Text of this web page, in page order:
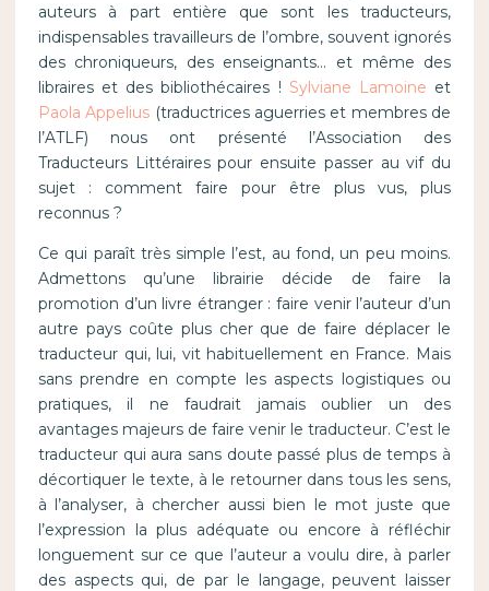
auteurs à part entière que sont les traducteurs,
indispensables travailleurs de l’ombre, souvent ignorés
des chroniqueurs, des enseignants… et même des
libraires et des bibliothécaires ! Sylviane Lamoine et
Paola Appelius (traductrices aguerries et membres de
l’ATLF) nous ont présenté l’Association des
Traducteurs Littéraires pour ensuite passer au vif du
sujet : comment faire pour être plus vus, plus
reconnus ?
Ce qui paraît très simple l’est, au fond, un peu moins.
Admettons qu’une librairie décide de faire la
promotion d’un livre étranger : faire venir l’auteur d’un
autre pays coûte plus cher que de faire déplacer le
traducteur qui, lui, vit habituellement en France. Mais
sans prendre en compte les aspects logistiques ou
pratiques, il ne faudrait jamais oublier un des
avantages majeurs de faire venir le traducteur. C’est le
traducteur qui aura sans doute passé plus de temps à
décortiquer le texte, à le retourner dans tous les sens,
à l’analyser, à chercher aussi bien le mot juste que
l’expression la plus adéquate ou encore à réfléchir
longuement sur ce que l’auteur a voulu dire, à parler
des aspects qui, de par le langage, peuvent laisser